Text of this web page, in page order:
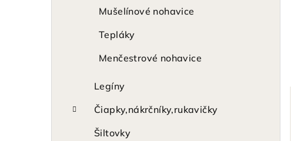
Mušelínové nohavice
Tepláky
Menčestrové nohavice
Legíny
Čiapky,nákrčníky,rukavičky
Šiltovky